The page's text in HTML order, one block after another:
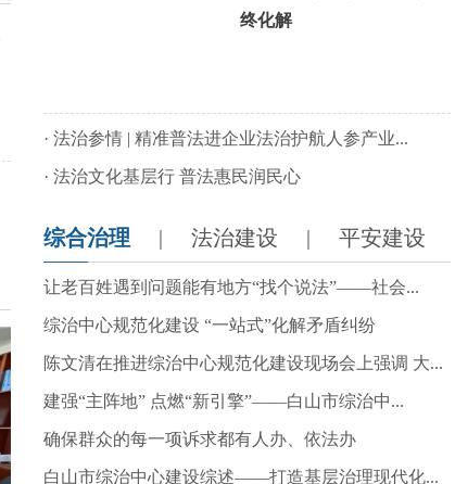
终化解
· 法治参情 | 精准普法进企业法治护航人参产业...
· 法治文化基层行 普法惠民润民心
综合治理 | 法治建设 | 平安建设
让老百姓遇到问题能有地方“找个说法”——社会...
综治中心规范化建设 “一站式”化解矛盾纠纷
陈文清在推进综治中心规范化建设现场会上强调 大...
建强“主阵地” 点燃“新引擎”——白山市综治中...
确保群众的每一项诉求都有人办、依法办
白山市综治中心建设综述——打造基层治理现代化...